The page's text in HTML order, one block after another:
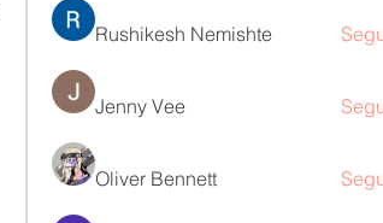
Rushikesh Nemishte
Jenny Vee
Oliver Bennett